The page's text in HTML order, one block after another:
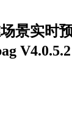
景实时